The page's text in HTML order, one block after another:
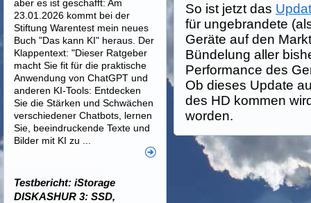
So ist jetzt das
für ungebrandete
Geräte auf den
Bündelung aller
Performance des
Ob dieses Update
des HD kommen
worden.
aber es ist geschafft: Am
23.01.2026 kommt bei der
Stiftung Warentest mein neues
Buch "Das kann KI" heraus. Der
Klappentext: "Dieser Ratgeber
macht Sie fit für die praktische
Anwendung von ChatGPT und
anderen KI-Tools: Entdecken
Sie die Stärken und Schwächen
verschiedener Chatbots, lernen
Sie, beeindruckende Texte und
Bilder mit KI zu ...
Testbericht: iStorage
DISKASHUR 3: SSD,